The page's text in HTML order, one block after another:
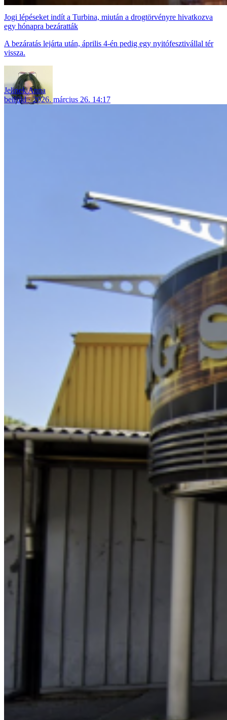
Jogi lépéseket indít a Turbina, miután a drogtörvényre hivatkozva
egy hónapra bezáratták
A bezáratás lejárta után, április 4-én pedig egy nyitófesztivállal tér
vissza.
Jelinek Anna
belföld
2026. március 26. 14:17